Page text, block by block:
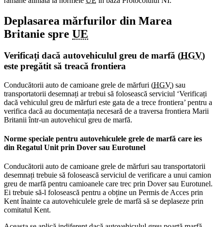
Deplasarea mărfurilor din Marea
Britanie spre UE
Verificați dacă autovehiculul greu de marfă (HGV)
este pregătit să treacă frontiera
Conducătorii auto de camioane grele de mărfuri (HGV) sau
transportatorii desemnați ar trebui să folosească serviciul ‘Verificați
dacă vehiculul greu de mărfuri este gata de a trece frontiera’ pentru a
verifica dacă au documentația necesară de a traversa frontiera Marii
Britanii într-un autovehicul greu de marfă.
Norme speciale pentru autovehiculele grele de marfă care ies
din Regatul Unit prin Dover sau Eurotunel
Conducătorii auto de camioane grele de mărfuri sau transportatorii
desemnați trebuie să folosească serviciul de verificare a unui camion
greu de marfă pentru camioanele care trec prin Dover sau Eurotunel.
Ei trebuie să-l folosească pentru a obține un Permis de Acces prin
Kent înainte ca autovehiculele grele de marfă să se deplaseze prin
comitatul Kent.